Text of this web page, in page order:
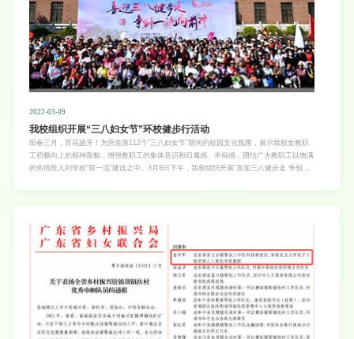
2022-03-09
我校组织开展“三八妇女节”环校健步行活动
阳春三月，百花盛开！为营造第112个“三八妇女节”期间的校园文化氛围，展示我校女教职
工积极向上的精神面貌，增强教职工的集体意识和归属感、幸福感，团结广大教职工以饱满
的热情投入到学校“双一流”建设之中。3月8日下午，我校组织开展“喜迎三八健步走 争创一
流”建设贡献力量。王斌伟宣布活动开始，随着发令枪响，全体教职工按照健步行活动路线
一路前行。从红满堂出发，途经科技楼、院士广场、樱花园、农业工程楼、毛主席题字石等
标识性打卡点后返回起点，领略校园春光，了解校园文化站点，活动线路全程约5公里。微
风习习轻拂面，姹紫嫣红春意浓。活动过程中，老师们兴致盎然，三五成群，欢声笑语，行
走在“五湖四海一片林”的紫荆校园，感受春天的气息，享受运动的快乐，展示巾帼的风采。
最后在愉悦轻松的氛围下，参